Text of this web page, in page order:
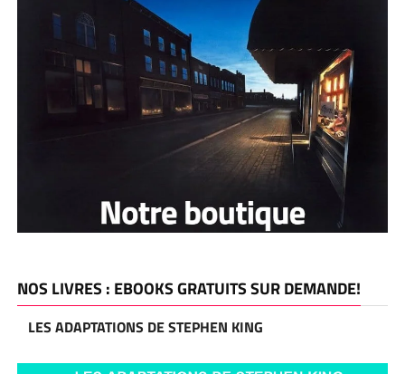
NOS LIVRES : EBOOKS GRATUITS SUR DEMANDE!
LES ADAPTATIONS DE STEPHEN KING